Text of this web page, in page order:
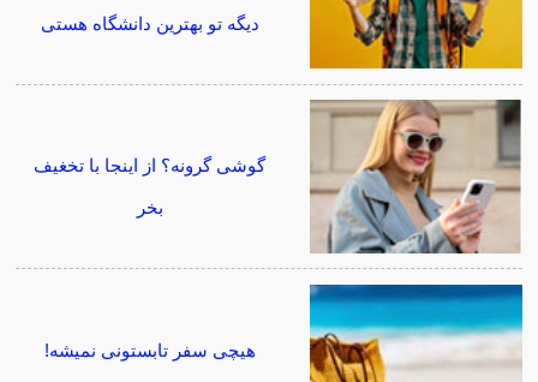
دیگه تو بهترین دانشگاه هستی
گوشی گرونه؟ از اینجا با تخغیف
بخر
هیچی سفر تابستونی نمیشه!